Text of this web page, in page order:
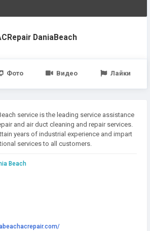
DaniaBeach
Фото Видео Лайки
service is the leading service assistance
and air duct cleaning and repair services.
years of industrial experience and impart
services to all customers.
Beach